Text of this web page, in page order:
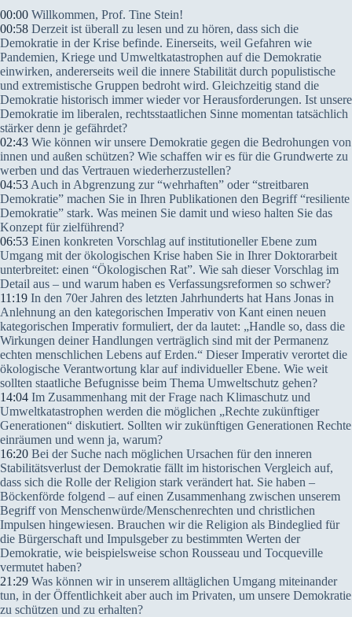
00:00 Willkommen, Prof. Tine Stein!
00:58 Derzeit ist überall zu lesen und zu hören, dass sich die
Demokratie in der Krise befinde. Einerseits, weil Gefahren wie
Pandemien, Kriege und Umweltkatastrophen auf die Demokratie
einwirken, andererseits weil die innere Stabilität durch populistische
und extremistische Gruppen bedroht wird. Gleichzeitig stand die
Demokratie historisch immer wieder vor Herausforderungen. Ist unsere
Demokratie im liberalen, rechtsstaatlichen Sinne momentan tatsächlich
stärker denn je gefährdet?
02:43 Wie können wir unsere Demokratie gegen die Bedrohungen von
innen und außen schützen? Wie schaffen wir es für die Grundwerte zu
werben und das Vertrauen wiederherzustellen?
04:53 Auch in Abgrenzung zur “wehrhaften” oder “streitbaren
Demokratie” machen Sie in Ihren Publikationen den Begriff “resiliente
Demokratie” stark. Was meinen Sie damit und wieso halten Sie das
Konzept für zielführend?
06:53 Einen konkreten Vorschlag auf institutioneller Ebene zum
Umgang mit der ökologischen Krise haben Sie in Ihrer Doktorarbeit
unterbreitet: einen “Ökologischen Rat”. Wie sah dieser Vorschlag im
Detail aus – und warum haben es Verfassungsreformen so schwer?
11:19 In den 70er Jahren des letzten Jahrhunderts hat Hans Jonas in
Anlehnung an den kategorischen Imperativ von Kant einen neuen
kategorischen Imperativ formuliert, der da lautet: „Handle so, dass die
Wirkungen deiner Handlungen verträglich sind mit der Permanenz
echten menschlichen Lebens auf Erden.“ Dieser Imperativ verortet die
ökologische Verantwortung klar auf individueller Ebene. Wie weit
sollten staatliche Befugnisse beim Thema Umweltschutz gehen?
14:04 Im Zusammenhang mit der Frage nach Klimaschutz und
Umweltkatastrophen werden die möglichen „Rechte zukünftiger
Generationen“ diskutiert. Sollten wir zukünftigen Generationen Rechte
einräumen und wenn ja, warum?
16:20 Bei der Suche nach möglichen Ursachen für den inneren
Stabilitätsverlust der Demokratie fällt im historischen Vergleich auf,
dass sich die Rolle der Religion stark verändert hat. Sie haben –
Böckenförde folgend – auf einen Zusammenhang zwischen unserem
Begriff von Menschenwürde/Menschenrechten und christlichen
Impulsen hingewiesen. Brauchen wir die Religion als Bindeglied für
die Bürgerschaft und Impulsgeber zu bestimmten Werten der
Demokratie, wie beispielsweise schon Rousseau und Tocqueville
vermutet haben?
21:29 Was können wir in unserem alltäglichen Umgang miteinander
tun, in der Öffentlichkeit aber auch im Privaten, um unsere Demokratie
zu schützen und zu erhalten?